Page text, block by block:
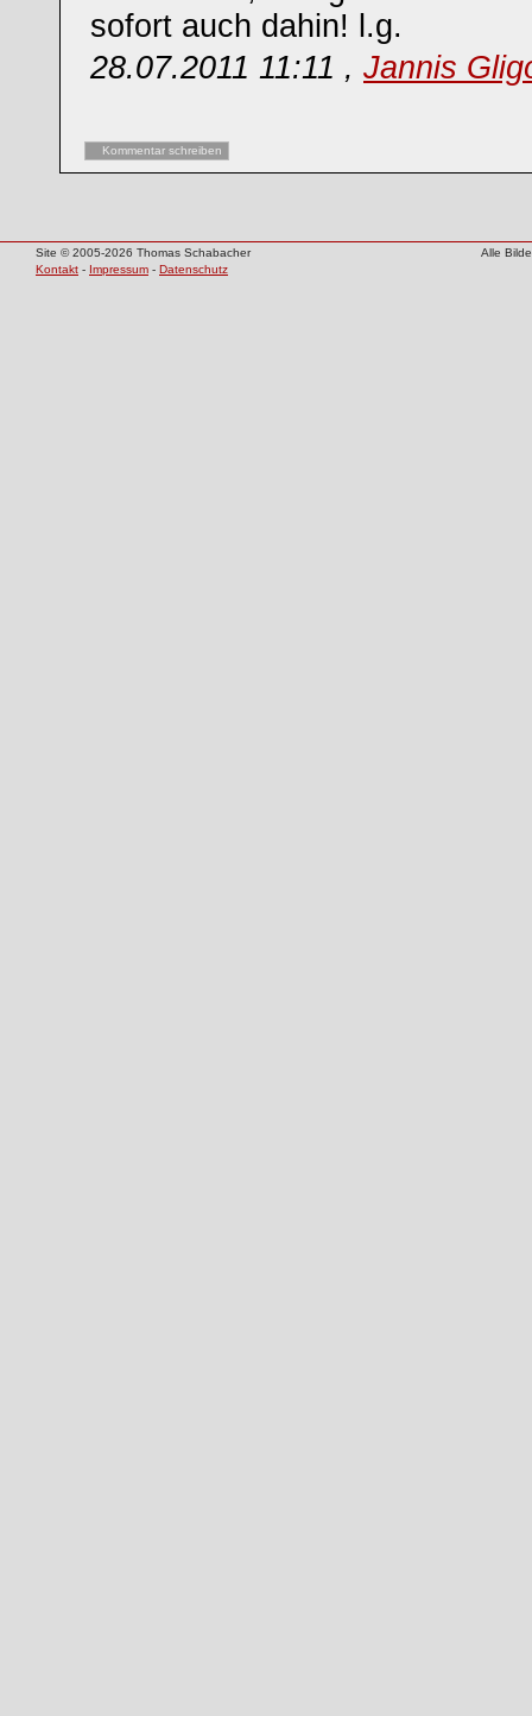
sofort auch dahin! l.g.
28.07.2011 11:11 , Jannis
Kommentar schreiben
Site © 2005-2026 Thomas Schabacher
Alle
Kontakt - Impressum - Datenschutz